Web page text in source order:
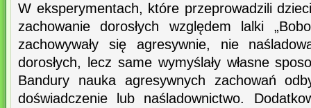
W eksperymentach, które przeprowadzili
zachowanie dorosłych względem lalki
zachowywały się agresywnie, nie
dorosłych, lecz same wymyślały własne
Bandury nauka agresywnych zachowań
doświadczenie lub naśladownictwo.